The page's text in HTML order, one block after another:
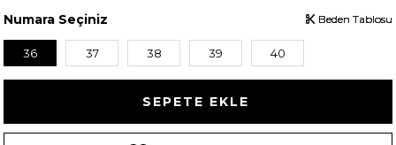
Numara Seçiniz
36 37 38 39 40
Beden Tablosu
Beden Tablosu
Beden Tablosu